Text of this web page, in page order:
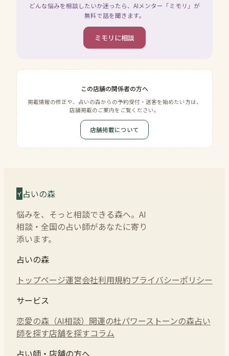
どんな悩みを相談したいか迷ったら、AIメンター「ミモリ」が
無料で話を聞きます。
ミモリに相談
この店舗の関係者の方へ
掲載情報の修正や、占いの森からの予約受付・送客を始めたい方は、
店舗掲載のご案内をご覧ください。
店舗掲載について
占いの森
悩みを、そっと相談できる森へ。AI
相談・全国の占い師があなたに寄り
添います。
占いの森
トップページ運営会社利用規約プライバシーポリシー
サービス
恋愛の森（AI相談） 開運の杜パワーストーンの森占い
師を探す店舗を探すコラム
占い師・店舗の方へ